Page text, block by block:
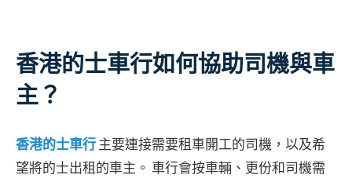
香港的士車行如何協助司機與車
主？
香港的士車行主要連接需要租車開工的司機，以及希
望將的士出租的車主。 車行會按車輛、更份和司機需